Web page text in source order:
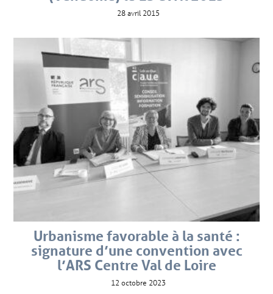
28 avril 2015
Urbanisme favorable à la santé :
signature d’une convention avec
l’ARS Centre Val de Loire
12 octobre 2023